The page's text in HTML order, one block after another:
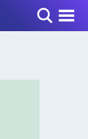
Toggle Menu